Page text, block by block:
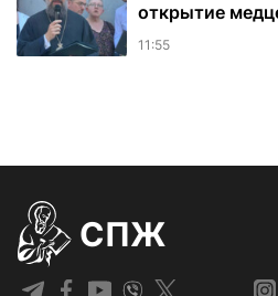
открытие
11:55
СПЖ